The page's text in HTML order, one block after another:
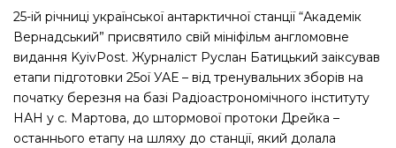
25-ій річниці української антарктичної станції “Академік
Вернадський” присвятило свій мініфільм англомовне
видання KyivPost. Журналіст Руслан Батицький заіксував
етапи підготовки 25ої УАЕ – від тренувальних зборів на
початку березня на базі Радіоастрономічного інституту
НАН у с. Мартова, до штормової протоки Дрейка –
останнього етапу на шляху до станції, який долала